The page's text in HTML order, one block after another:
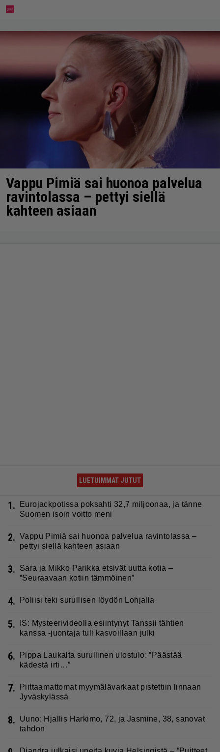
Vappu Pimiä sai huonoa palvelua
ravintolassa – pettyi siellä
kahteen asiaan
LUETUIMMAT JUTUT
1.
Eurojackpotissa poksahti 32,7 miljoonaa, ja tänne
Suomen isoin voitto meni
2. Vappu Pimiä sai huonoa palvelua ravintolassa –
pettyi siellä kahteen asiaan
3.
Sara ja Mikko Parikka etsivät uutta kotia –
”Seuraavaan kotiin tämmöinen”
4. Poliisi teki surullisen löydön Lohjalla
5.
IS: Mysteerivideolla esiintynyt Tanssii tähtien
kanssa -juontaja tuli kasvoillaan julki
6.
Pippa Laukalta surullinen ulostulo: ”Päästää
kädestä irti…”
7.
Piittaamattomat myymälävarkaat pistettiin linnaan
Jyväskylässä
8.
Uuno: Hjallis Harkimo, 72, ja Jasmine, 38, sanovat
tahdon